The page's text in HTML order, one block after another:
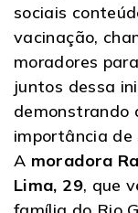
sociais
vacinação,
moradores
juntos dessa
demonstrando
importância de
A moradora
Lima, 29, que